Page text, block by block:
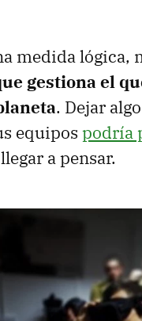
medida lógica,
gestiona el
. Dejar
equipos podría
a pensar.